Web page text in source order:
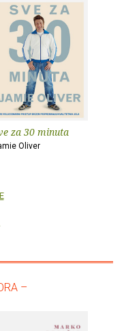
za 30 minuta
Oliver
–